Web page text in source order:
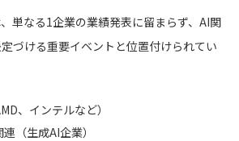
単なる1企業の業績発表に留まらず、AI関
づける重要イベントと位置付けられてい
、インテルなど）
（生成AI企業）